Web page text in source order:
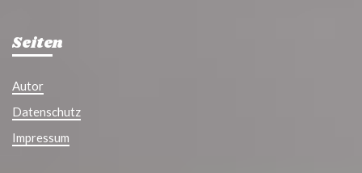
Seiten
Autor
Datenschutz
Impressum